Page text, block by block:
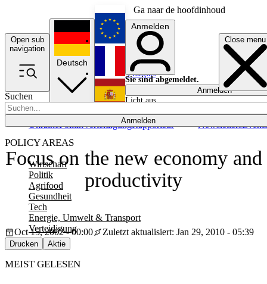
Ga naar de hoofdinhoud
Open sub
navigation
Close menu
Suchen
Anmelden
POLICY AREAS
Wirtschaft
Politik
Agrifood
Gesundheit
Tech
Energie, Umwelt & Transport
Verteidigung
UkrainePolitikVerteidigungRapporteur NewslettersEvents
Deutsch
English
Français
Anmelden
Sie sind abgemeldet.
Anmelden
Licht aus
Focus on the new economy and
productivity
Oct 15, 2002 - 00:00 Zuletzt aktualisiert: Jan 29, 2010 - 05:39
Drucken Aktie
MEIST GELESEN